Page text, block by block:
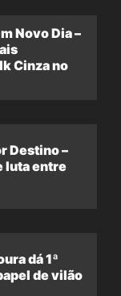
Novo Dia –
Cinza no
Destino –
luta entre
dá 1ª
de vilão